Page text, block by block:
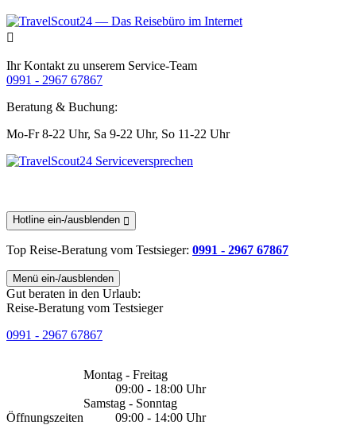
Ihr Kontakt zu unserem Service-Team
0991 - 2967 67867
Beratung & Buchung:
Mo-Fr 8-22 Uhr, Sa 9-22 Uhr, So 11-22 Uhr
Hotline ein-/ausblenden
Top Reise-Beratung vom Testsieger: 0991 - 2967 67867
Menü ein-/ausblenden
Gut beraten in den Urlaub:
Reise-Beratung vom Testsieger
0991 - 2967 67867
Öffnungszeiten
Montag - Freitag
09:00 - 18:00 Uhr
Samstag - Sonntag
09:00 - 14:00 Uhr